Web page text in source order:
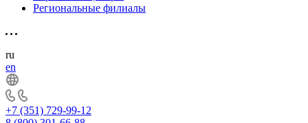
Региональные филиалы
ru
en
+7 (351) 729-99-12